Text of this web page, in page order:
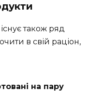
також ряд
в свій раціон,
на пару